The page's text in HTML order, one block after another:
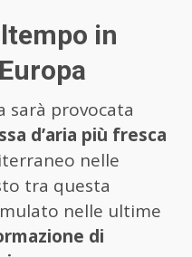
in
sarà provocata
d’aria più fresca
nelle
tra questa
nelle ultime
di